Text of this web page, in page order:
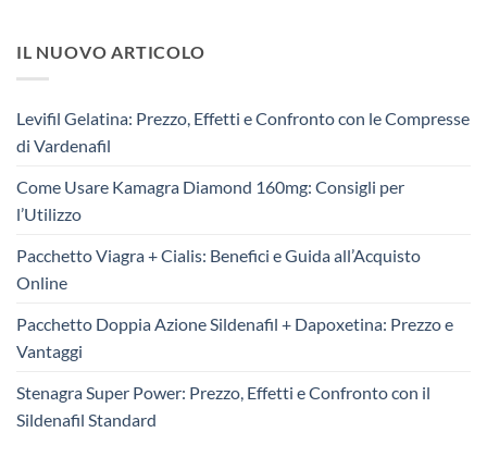
IL NUOVO ARTICOLO
Levifil Gelatina: Prezzo, Effetti e Confronto con le Compresse
di Vardenafil
Come Usare Kamagra Diamond 160mg: Consigli per
l’Utilizzo
Pacchetto Viagra + Cialis: Benefici e Guida all’Acquisto
Online
Pacchetto Doppia Azione Sildenafil + Dapoxetina: Prezzo e
Vantaggi
Stenagra Super Power: Prezzo, Effetti e Confronto con il
Sildenafil Standard